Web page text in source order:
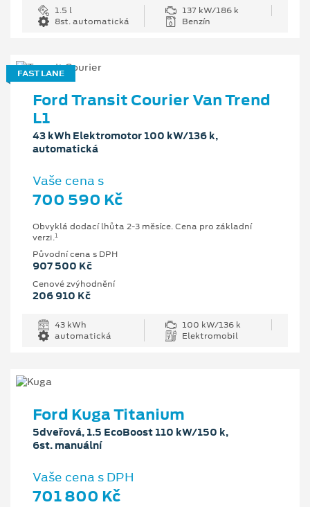
1.5 l
137 kW/186 k
8st. automatická
Benzín
FAST LANE
Ford Transit Courier Van Trend
L1
43 kWh Elektromotor 100 kW/136 k,
automatická
Vaše cena s
700 590 Kč
Obvyklá dodací lhůta 2-3 měsíce. Cena pro základní
verzi.1
Původní cena s DPH
907 500 Kč
Cenové zvýhodnění
206 910 Kč
43 kWh
100 kW/136 k
automatická
Elektromobil
Ford Kuga Titanium
5dveřová, 1.5 EcoBoost 110 kW/150 k,
6st. manuální
Vaše cena s DPH
701 800 Kč